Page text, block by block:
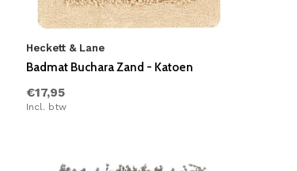
Heckett & Lane
Badmat Buchara Zand - Katoen
€17,95
Incl. btw